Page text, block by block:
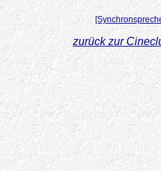
zurück zur